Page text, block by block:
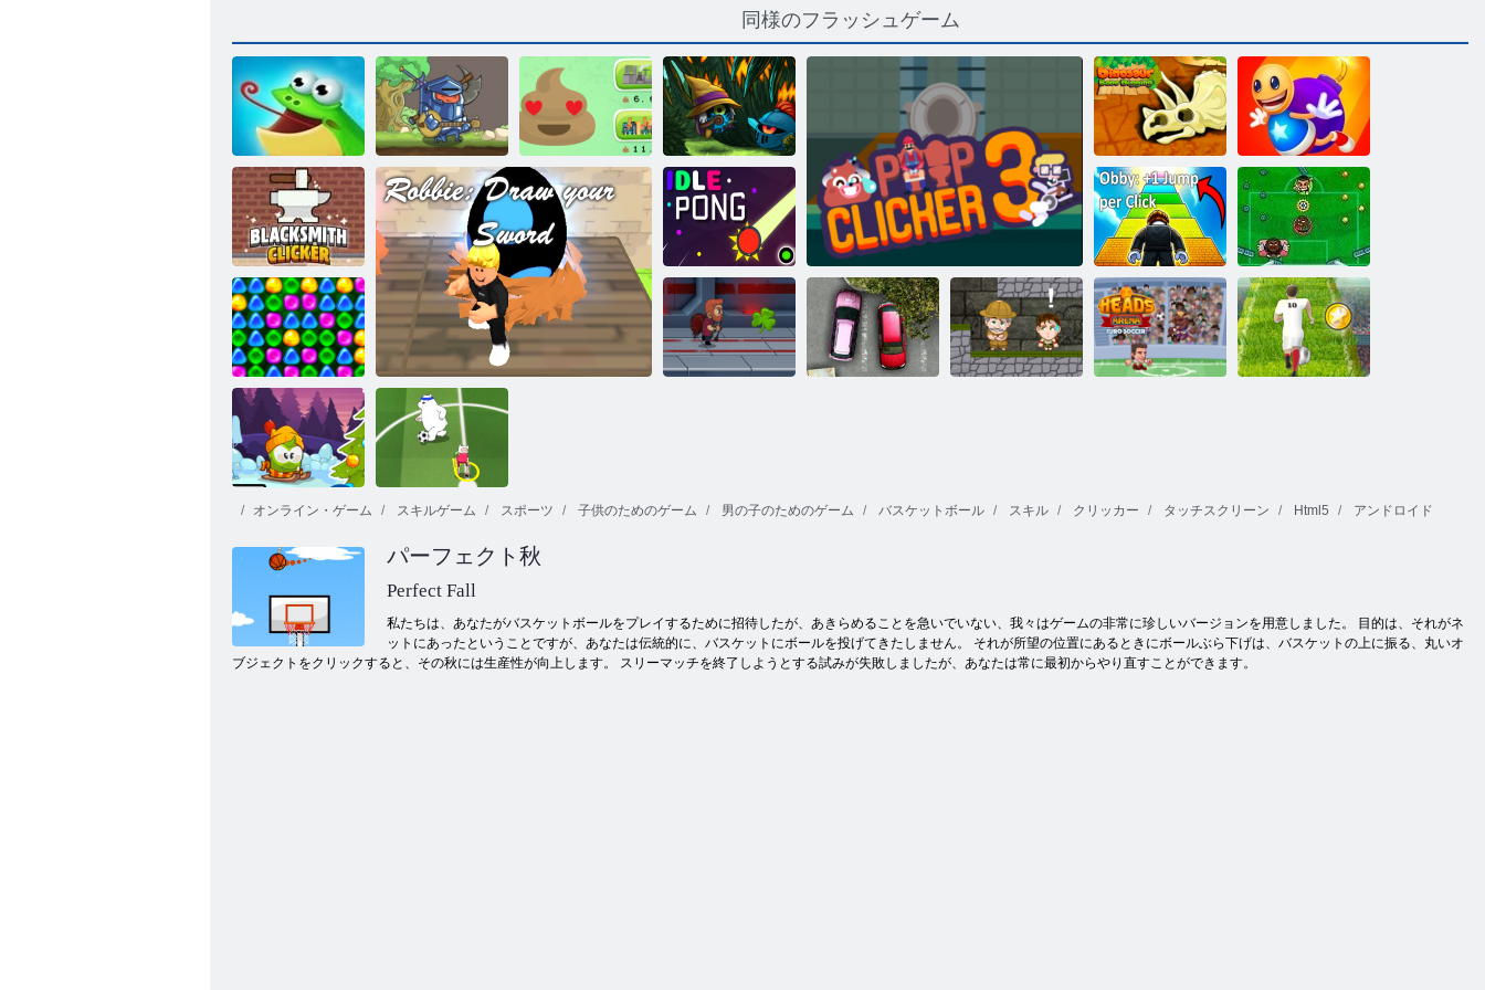
同様のフラッシュゲーム
カエルをキャ
ッチ
愛の騎士
プープクリッ
カー2
オルキオ 恐竜の骨掘り
スーパーバデ
ィキック
鍛冶屋クリッ
カー
ロビー：剣を描いてください
アイドルポン
オビー: クリッ
クごとに +1 ジ
ャンプ
脚シンコ
戻るCandyland
4：ロリポップ
ガーデン
冬の冒険
トゥーンカッ
プ2016
オンライン・ゲーム スキルゲーム スポーツ 子供のためのゲーム 男の子のためのゲーム バスケットボール スキル クリッカー タッチスクリーン Html5 アンドロイド
パーフェクト秋
Perfect Fall
私たちは、あなたがバスケットボールをプレイするために招待したが、あきらめることを急いでいない、我々はゲームの非常に珍しいバージョンを用意しました。 目的は、それがネ
ットにあったということですが、あなたは伝統的に、バスケットにボールを投げてきたしません。 それが所望の位置にあるときにボールぶら下げは、バスケットの上に振る、丸いオ
ブジェクトをクリックすると、その秋には生産性が向上します。 スリーマッチを終了しようとする試みが失敗しましたが、あなたは常に最初からやり直すことができます。